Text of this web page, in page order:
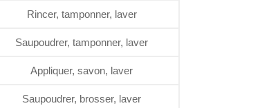
Rincer, tamponner, laver
Saupoudrer, tamponner, laver
Appliquer, savon, laver
Saupoudrer, brosser, laver